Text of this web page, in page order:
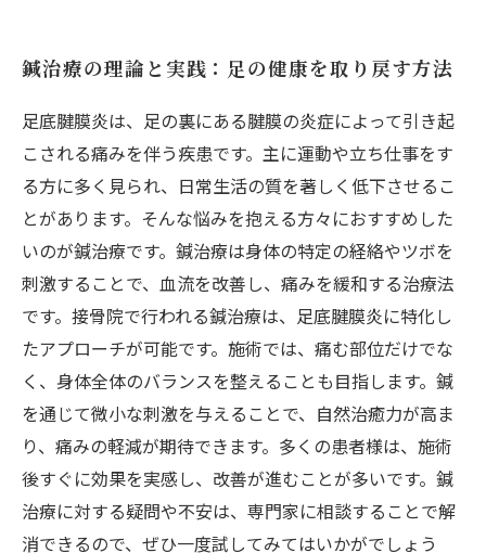
鍼治療の理論と実践：足の健康を取り戻す方法
足底腱膜炎は、足の裏にある腱膜の炎症によって引き起
こされる痛みを伴う疾患です。主に運動や立ち仕事をす
る方に多く見られ、日常生活の質を著しく低下させるこ
とがあります。そんな悩みを抱える方々におすすめした
いのが鍼治療です。鍼治療は身体の特定の経絡やツボを
刺激することで、血流を改善し、痛みを緩和する治療法
です。接骨院で行われる鍼治療は、足底腱膜炎に特化し
たアプローチが可能です。施術では、痛む部位だけでな
く、身体全体のバランスを整えることも目指します。鍼
を通じて微小な刺激を与えることで、自然治癒力が高ま
り、痛みの軽減が期待できます。多くの患者様は、施術
後すぐに効果を実感し、改善が進むことが多いです。鍼
治療に対する疑問や不安は、専門家に相談することで解
消できるので、ぜひ一度試してみてはいかがでしょう